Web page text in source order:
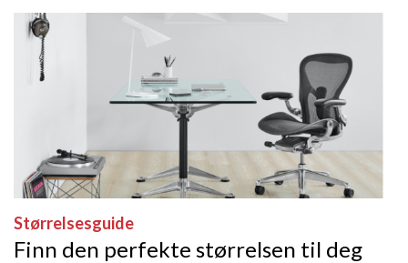
Størrelsesguide
Finn den perfekte størrelsen til deg